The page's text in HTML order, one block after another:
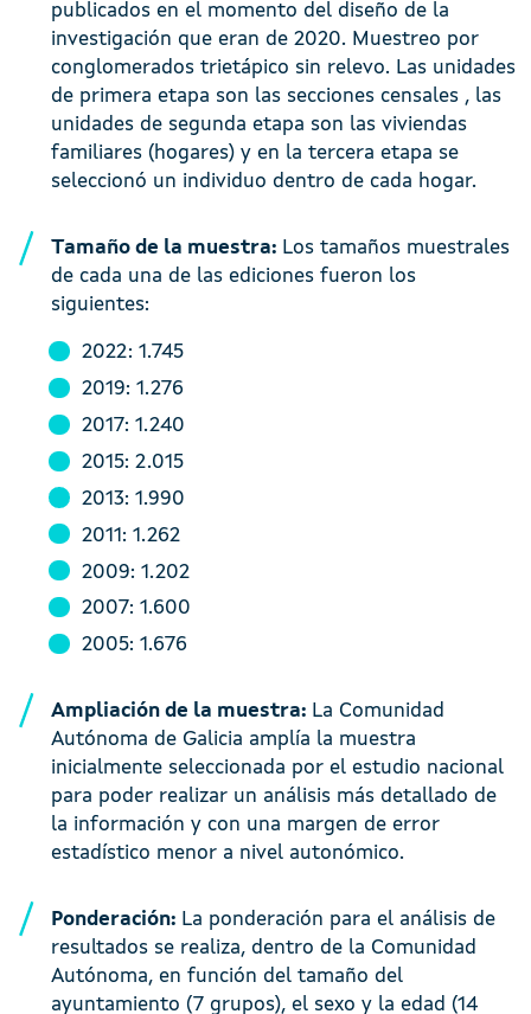
publicados en el momento del diseño de la
investigación que eran de 2020. Muestreo por
conglomerados trietápico sin relevo. Las unidades
de primera etapa son las secciones censales , las
unidades de segunda etapa son las viviendas
familiares (hogares) y en la tercera etapa se
seleccionó un individuo dentro de cada hogar.
Tamaño de la muestra: Los tamaños muestrales
de cada una de las ediciones fueron los
siguientes:
2022: 1.745
2019: 1.276
2017: 1.240
2015: 2.015
2013: 1.990
2011: 1.262
2009: 1.202
2007: 1.600
2005: 1.676
Ampliación de la muestra: La Comunidad
Autónoma de Galicia amplía la muestra
inicialmente seleccionada por el estudio nacional
para poder realizar un análisis más detallado de
la información y con una margen de error
estadístico menor a nivel autonómico.
Ponderación: La ponderación para el análisis de
resultados se realiza, dentro de la Comunidad
Autónoma, en función del tamaño del
ayuntamiento (7 grupos), el sexo y la edad (14